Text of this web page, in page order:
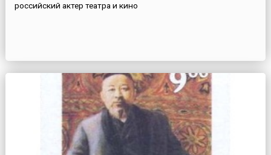
российский актер театра и кино